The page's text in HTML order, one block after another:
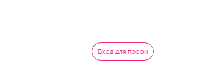
Вход для профи